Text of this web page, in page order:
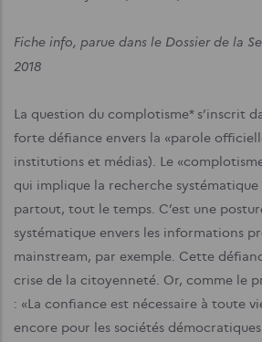
Fiche info, parue dans le Dossier de la
2018
La question du complotisme* s’inscrit
forte défiance envers la «parole
institutions et médias). Le
qui implique la recherche systématique
partout, tout le temps. C’est une
systématique envers les informations
mainstream, par exemple. Cette
crise de la citoyenneté. Or, comme le
: «La confiance est nécessaire à toute
encore pour les sociétés